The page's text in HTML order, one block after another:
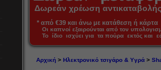
Δωρεάν χρέωση
* από €39 και άνω με κατάθεση ή
Οι καπνοί εξαιρούνται από τον
Το ίδιο ισχύει για τα πούρα εκτός και
Αρχική> Ηλεκτρονικό τσιγάρο & Υγρά>